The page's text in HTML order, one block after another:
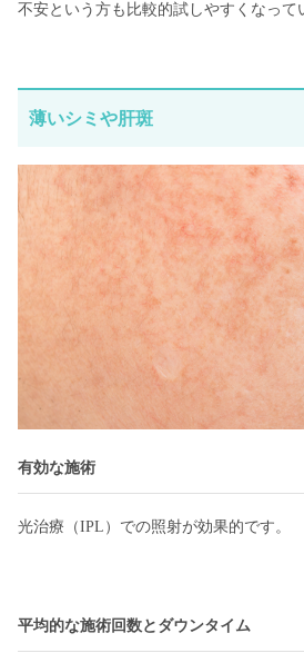
不安という方も比較的試しやすくなって
薄いシミや肝斑
有効な施術
光治療（IPL）での照射が効果的です。
平均的な施術回数とダウンタイム